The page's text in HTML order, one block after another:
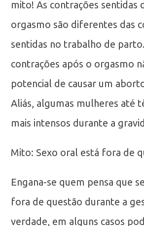
mito! As contrações sentidas
orgasmo são diferentes das
sentidas no trabalho de
contrações após o orgasmo
potencial de causar um
Aliás, algumas mulheres até
mais intensos durante a
Mito: Sexo oral está fora de
Engana-se quem pensa que
fora de questão durante a
verdade, em alguns casos